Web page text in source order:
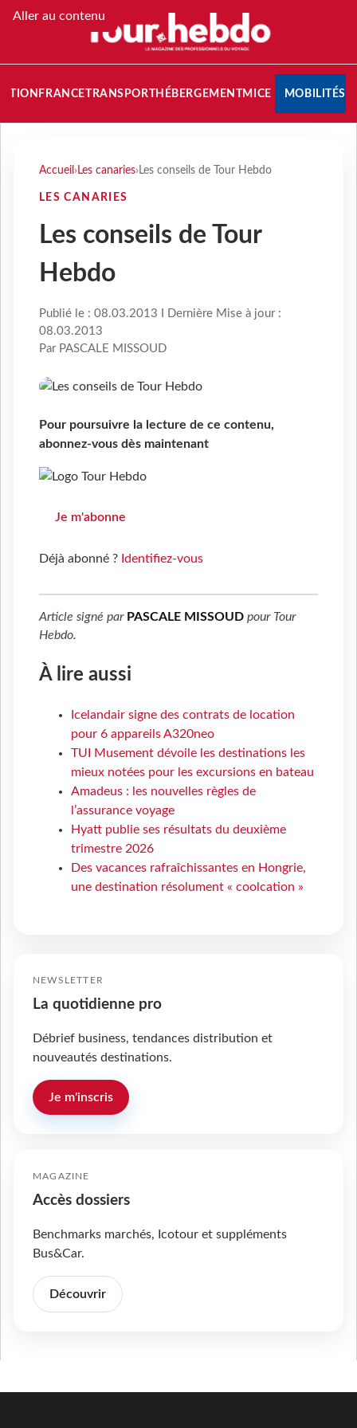
Aller au contenu
FRANCETRANSPORT HÉBERGEMENTMICE MOBILITÉS
Accueil › Les canaries› Les conseils de Tour Hebdo
LES CANARIES
Les conseils de Tour
Hebdo
Publié le : 08.03.2013 I Dernière Mise à jour :
08.03.2013
Par PASCALE MISSOUD
Pour poursuivre la lecture de ce contenu,
abonnez-vous dès maintenant
Je m'abonne
Déjà abonné ? Identifiez-vous
Article signé par PASCALE MISSOUD pour Tour
Hebdo.
À lire aussi
Icelandair signe des contrats de location
pour 6 appareils A320neo
TUI Musement dévoile les destinations les
mieux notées pour les excursions en bateau
Amadeus : les nouvelles règles de
l’assurance voyage
Hyatt publie ses résultats du deuxième
trimestre 2026
Des vacances rafraîchissantes en Hongrie,
une destination résolument « coolcation »
NEWSLETTER
La quotidienne pro
Débrief business, tendances distribution et
nouveautés destinations.
Je m'inscris
MAGAZINE
Accès dossiers
Benchmarks marchés, Icotour et suppléments
Bus&Car.
Découvrir